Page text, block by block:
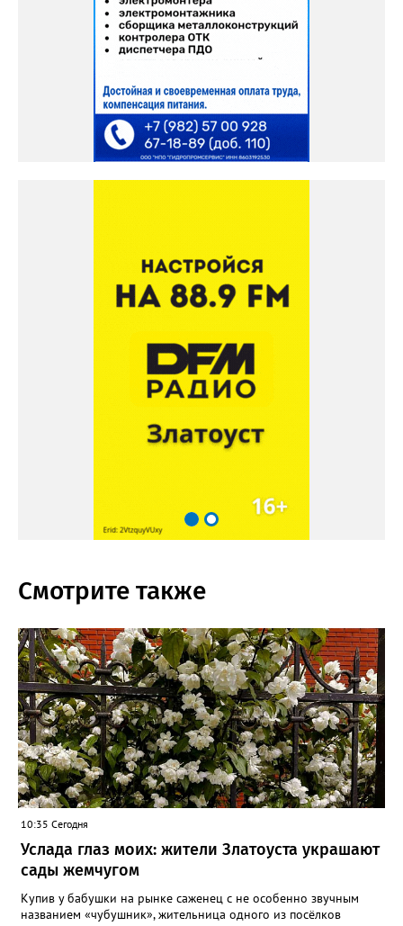
Смотрите также
10:35 Сегодня
Услада глаз моих: жители Златоуста украшают
сады жемчугом
Купив у бабушки на рынке саженец с не особенно звучным
названием «чубушник», жительница одного из посёлков